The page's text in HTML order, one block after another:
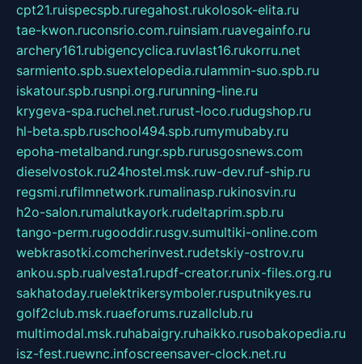
cpt21.ruispecspb.ruregahost.rukolosok-elita.ru
tae-kwon.ruconsrio.com.ruinsiam.ruavegainfo.ru
archery161.rubigencyclica.ruvlast16.rukorru.net
sarmiento.spb.suextelopedia.rulammin-suo.spb.ru
iskatour.spb.rusnpi.org.rurunning-line.ru
krygeva-spa.ruchel.net.rurust-loco.rudugshop.ru
hl-beta.spb.ruschool494.spb.rumymubaby.ru
epoha-metalband.rungr.spb.rurusgosnews.com
dieselvostok.ru24hostel.msk.ruw-dev.ruf-ship.ru
regsmi.rufilmnetwork.rumalinasp.rukinosvin.ru
h2o-salon.rumalutkayork.rudeltaprim.spb.ru
tango-perm.rugooddir.rusgv.sumultiki-online.com
webkrasotki.comcherinvest.rudetskiy-ostrov.ru
ankou.spb.rualvesta1.rupdf-creator.runix-files.org.ru
sakhatoday.ruelektrikersymboler.rusputnikyes.ru
golf2club.msk.ruaeforums.ruzallclub.ru
multimodal.msk.ruhabaigry.ruhaikko.rusobakopedia.ru
isz-fest.ruewnc.infoscreensaver-clock.net.ru